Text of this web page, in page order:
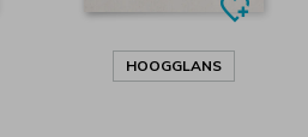
HOOGGLANS